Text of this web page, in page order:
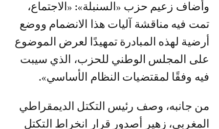
وأضاف زعيم حزب «السنبلة»: «الاجتماع،
تمت فيه مناقشة آليات هذا الانضمام ووضع
أرضية لهذه المبادرة تمهيدًا لعرض الموضوع
على المجلس الوطني للحزب، الذي سيبت
فيه وفقًا لمقتضيات النظام الأساسي».
من جانبه، وصف رئيس التكتل الديمقراطي
المغربي، زهير أصدور قرار انخراط التكتل